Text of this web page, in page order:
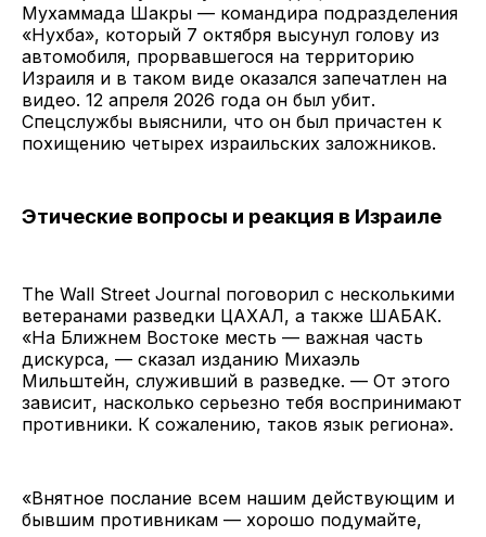
Мухаммада Шакры — командира подразделения
«Нухба», который 7 октября высунул голову из
автомобиля, прорвавшегося на территорию
Израиля и в таком виде оказался запечатлен на
видео. 12 апреля 2026 года он был убит.
Спецслужбы выяснили, что он был причастен к
похищению четырех израильских заложников.
Этические вопросы и реакция в Израиле
The Wall Street Journal поговорил с несколькими
ветеранами разведки ЦАХАЛ, а также ШАБАК.
«На Ближнем Востоке месть — важная часть
дискурса, — сказал изданию Михаэль
Мильштейн, служивший в разведке. — От этого
зависит, насколько серьезно тебя воспринимают
противники. К сожалению, таков язык региона».
«Внятное послание всем нашим действующим и
бывшим противникам — хорошо подумайте,